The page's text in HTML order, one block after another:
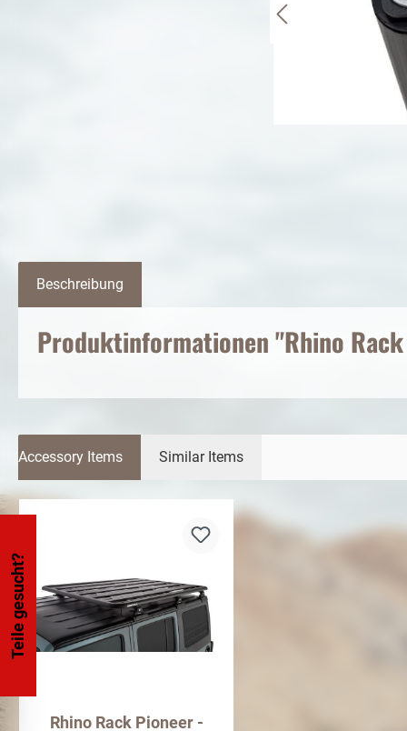
Beschreibung
Produktinformationen "Rhino
Accessory Items Similar Items
Rhino Rack Pioneer -
Teile gesucht?